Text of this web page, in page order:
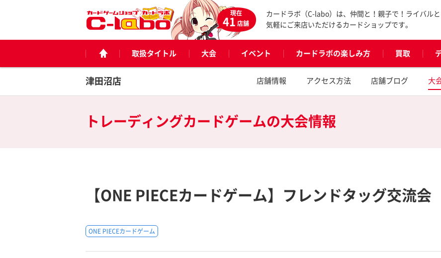
現在
41店舗
カードラボ（C-labo）は、仲間と！親子で！ライバルと
気軽にご来店いただけるカードショップです。
取扱タイトル 大会 イベント カードラボの楽しみ方 買取
津田沼店 店舗情報 アクセス方法 店舗ブログ 大
トレーディングカードゲームの大会情報
【ONE PIECEカードゲーム】フレンドタッグ交流会
ONE PIECEカードゲーム